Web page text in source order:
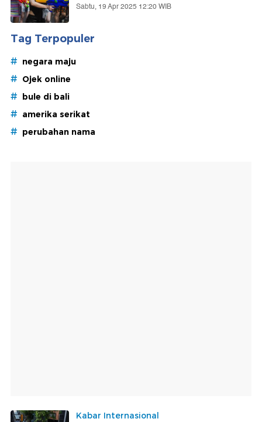
Sabtu, 19 Apr 2025 12:20 WIB
Tag Terpopuler
# negara maju
# Ojek online
# bule di bali
# amerika serikat
# perubahan nama
Kabar Internasional